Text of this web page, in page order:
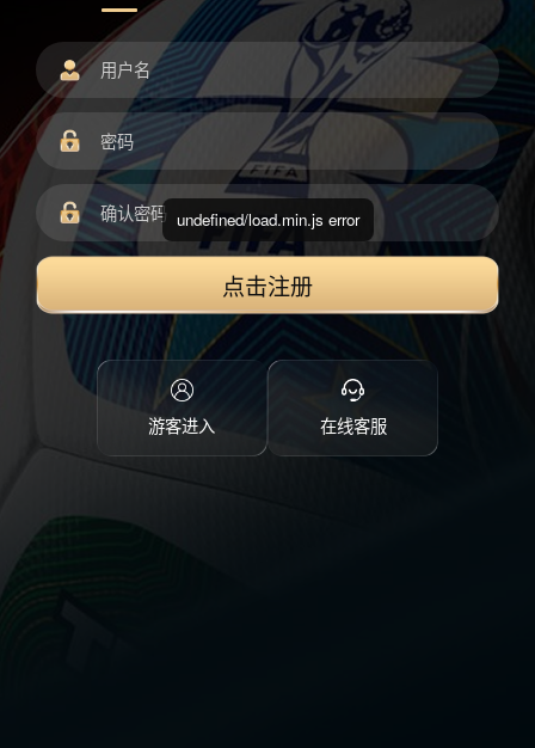
点击注册
游客进入 在线客服
undefined/load.min.js error